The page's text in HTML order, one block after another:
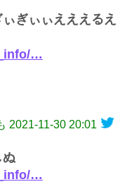
ぎぃぃえええるえ
…
2021-11-30 20:01
…